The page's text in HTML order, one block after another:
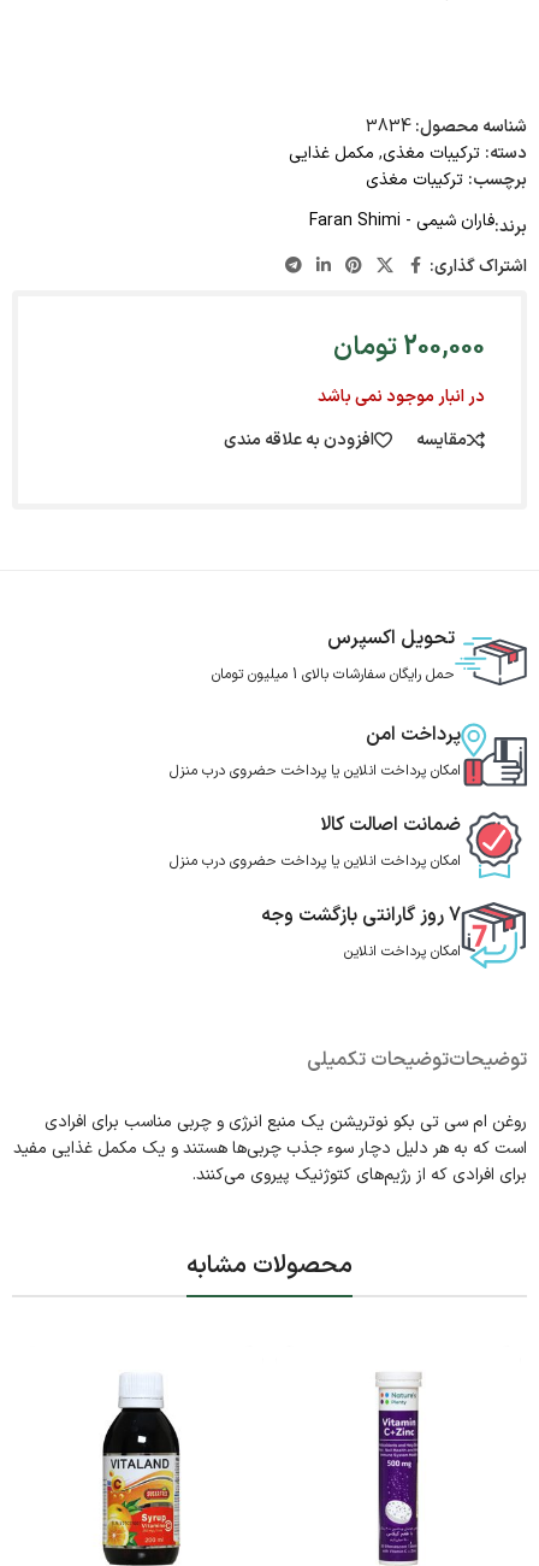
شناسه محصول:3834
دسته: ترکیبات مغذی, مکمل غذایی
برچسب: ترکیبات مغذی
برند:فاران شیمی - Faran Shimi
اشتراک گذاری:
200,000تومان
در انبار موجود نمی باشد
مقایسه
افزودن به علاقه مندی
تحویل اکسپرس
حمل رایگان سفارشات بالای 1 میلیون تومان
پرداخت امن
امکان پرداخت انلاین یا پرداخت حضروی درب منزل
ضمانت اصالت کالا
امکان پرداخت انلاین یا پرداخت حضروی درب منزل
7 روز گارانتی بازگشت وجه
امکان پرداخت انلاین
توضیحاتتوضیحات تکمیلی
روغن ام سی تی بکو نوتریشن یک منبع انرژی و چربی مناسب برای افرادی
است که به هر دلیل دچار سوء جذب چربی‌ها هستند و یک مکمل غذایی مفید
برای افرادی که از رژیم‌های کتوژنیک پیروی می‌کنند.
محصولات مشابه